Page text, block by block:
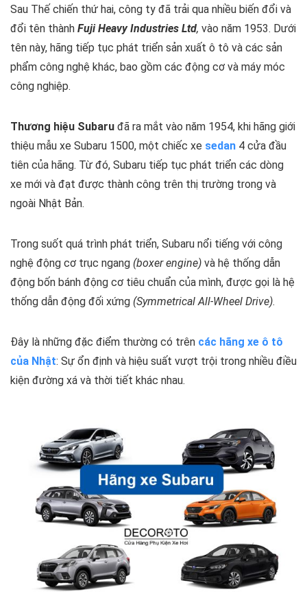
Sau Thế chiến thứ hai, công ty đã trải qua nhiều biến đổi và
đổi tên thành Fuji Heavy Industries Ltd, vào năm 1953. Dưới
tên này, hãng tiếp tục phát triển sản xuất ô tô và các sản
phẩm công nghệ khác, bao gồm các động cơ và máy móc
công nghiệp.
Thương hiệu Subaru đã ra mắt vào năm 1954, khi hãng giới
thiệu mẫu xe Subaru 1500, một chiếc xe sedan 4 cửa đầu
tiên của hãng. Từ đó, Subaru tiếp tục phát triển các dòng
xe mới và đạt được thành công trên thị trường trong và
ngoài Nhật Bản.
Trong suốt quá trình phát triển, Subaru nổi tiếng với công
nghệ động cơ trục ngang (boxer engine) và hệ thống dẫn
động bốn bánh động cơ tiêu chuẩn của mình, được gọi là hệ
thống dẫn động đối xứng (Symmetrical All-Wheel Drive).
Đây là những đặc điểm thường có trên các hãng xe ô tô
của Nhật: Sự ổn định và hiệu suất vượt trội trong nhiều điều
kiện đường xá và thời tiết khác nhau.